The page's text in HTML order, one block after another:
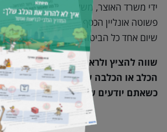
ידי משרד האוצר, משלם. וזה קורה מהר –
פשוטה אונליין הכסף חוזר ישר אליכם
שיום אחד כל הביטוחים יעבדו כמו חיותא.
שווה להציץ ולראות איך אתם יכולים
הכלב או הכלבה שלכם ולהישאר יותר
כשאתם יודעים שחיותא דואגים לכל